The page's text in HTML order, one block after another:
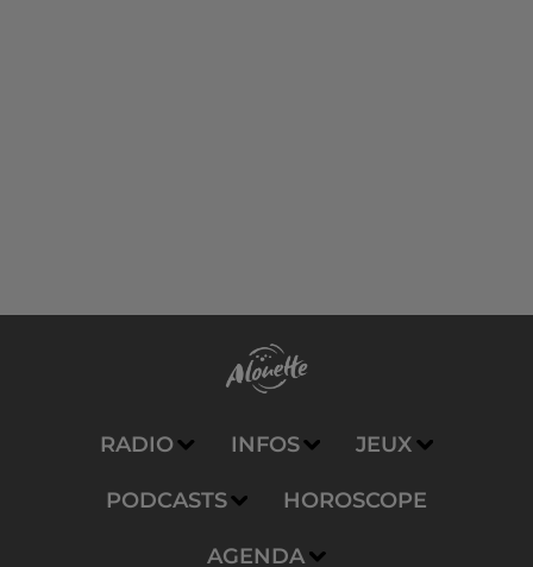
RADIO INFOS JEUX
PODCASTS HOROSCOPE
AGENDA